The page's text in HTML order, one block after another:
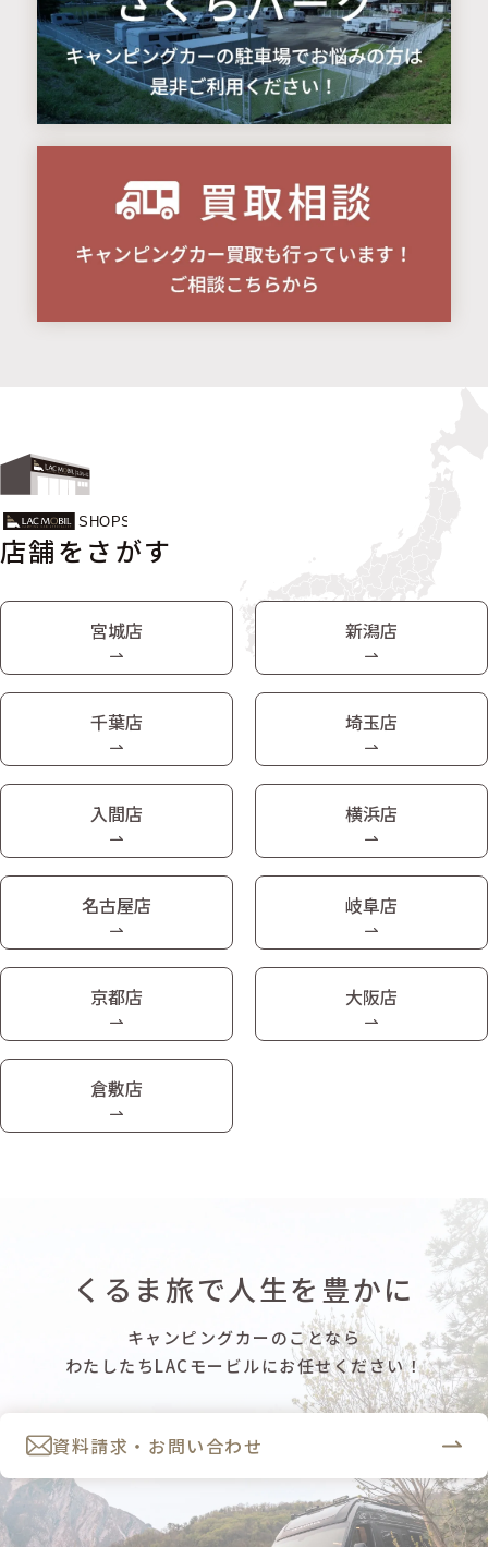
店舗をさがす
宮城店 新潟店
千葉店 埼玉店
入間店 横浜店
名古屋店 岐阜店
京都店 大阪店
倉敷店
くるま旅で人生を豊かに
キャンピングカーのことなら
わたしたちLACモービルにお任せください！
資料請求・お問い合わせ